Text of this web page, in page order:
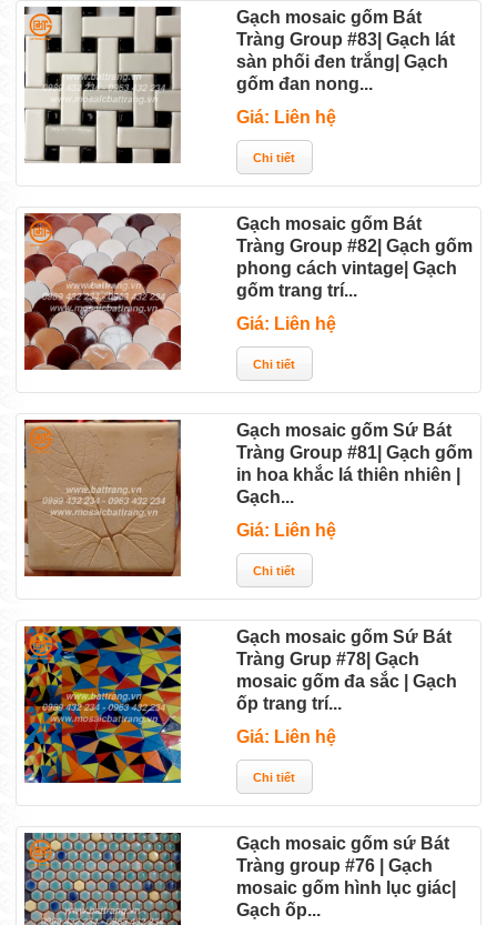
Gạch mosaic gốm Bát
Tràng Group #83| Gạch lát
sàn phối đen trắng| Gạch
gốm đan nong...
Giá: Liên hệ
Gạch mosaic gốm Bát
Tràng Group #82| Gạch gốm
phong cách vintage| Gạch
gốm trang trí...
Giá: Liên hệ
Gạch mosaic gốm Sứ Bát
Tràng Group #81| Gạch gốm
in hoa khắc lá thiên nhiên |
Gạch...
Giá: Liên hệ
Gạch mosaic gốm Sứ Bát
Tràng Grup #78| Gạch
mosaic gốm đa sắc | Gạch
ốp trang trí...
Giá: Liên hệ
Gạch mosaic gốm sứ Bát
Tràng group #76 | Gạch
mosaic gốm hình lục giác|
Gạch ốp...